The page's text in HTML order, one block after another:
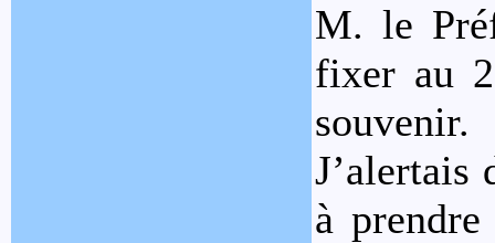
M. le
fixer au
J’alertais
à